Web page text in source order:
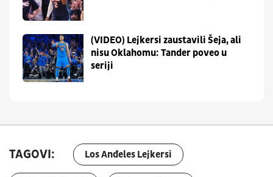
(VIDEO) Lejkersi zaustavili Šeja, ali
nisu Oklahomu: Tander poveo u
seriji
TAGOVI: Los Anđeles Lejkersi